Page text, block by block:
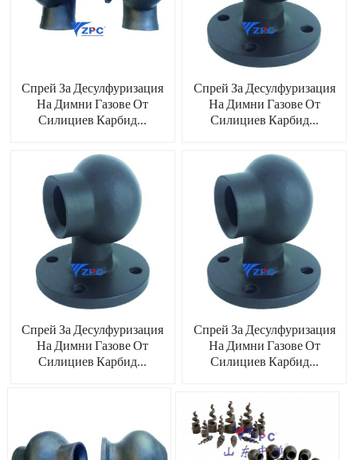
Спрей За Десулфуризация
На Димни Газове От
Силициев Карбид...
Спрей За Десулфуризация
На Димни Газове От
Силициев Карбид...
Спрей За Десулфуризация
На Димни Газове От
Силициев Карбид...
Спрей За Десулфуризация
На Димни Газове От
Силициев Карбид...